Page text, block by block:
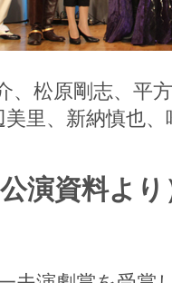
、松原剛志、平
里、新納慎也
演資料より